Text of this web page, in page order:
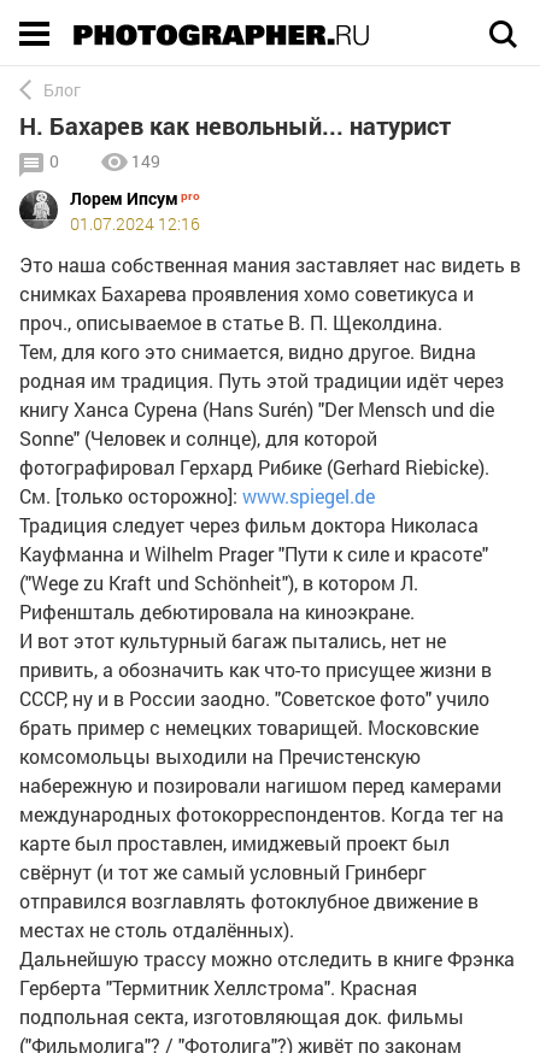
Блог
Н. Бахарев как невольный... натурист
0
149
Лорем Ипсум
01.07.2024 12:16
Это наша собственная мания заставляет нас видеть в
снимках Бахарева проявления хомо советикуса и
проч., описываемое в статье В. П. Щеколдина.
Тем, для кого это снимается, видно другое. Видна
родная им традиция. Путь этой традиции идёт через
книгу Ханса Сурена (Hans Surén) "Der Mensch und die
Sonne" (Человек и солнце), для которой
фотографировал Герхард Рибике (Gerhard Riebicke).
См. [только осторожно]: www.spiegel.de
Традиция следует через фильм доктора Николаса
Кауфманна и Wilhelm Prager "Пути к силе и красоте"
("Wege zu Kraft und Schönheit"), в котором Л.
Рифеншталь дебютировала на киноэкране.
И вот этот культурный багаж пытались, нет не
привить, а обозначить как что-то присущее жизни в
СССР, ну и в России заодно. "Советское фото" учило
брать пример с немецких товарищей. Московские
комсомольцы выходили на Пречистенскую
набережную и позировали нагишом перед камерами
международных фотокорреспондентов. Когда тег на
карте был проставлен, имиджевый проект был
свёрнут (и тот же самый условный Гринберг
отправился возглавлять фотоклубное движение в
местах не столь отдалённых).
Дальнейшую трассу можно отследить в книге Фрэнка
Герберта "Термитник Хеллстрома". Красная
подпольная секта, изготовляющая док. фильмы
("Фильмолига"? / "Фотолига"?) живёт по законам